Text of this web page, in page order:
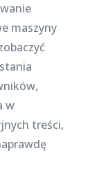
maszyny
w
treści,